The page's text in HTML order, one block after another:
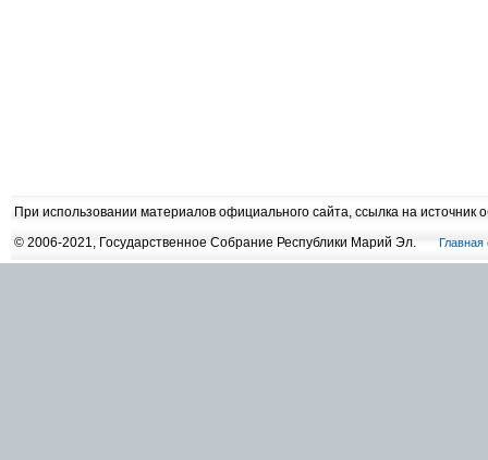
При использовании материалов официального сайта, ссылка на источник
© 2006-2021, Государственное Собрание Республики Марий Эл.
Главная